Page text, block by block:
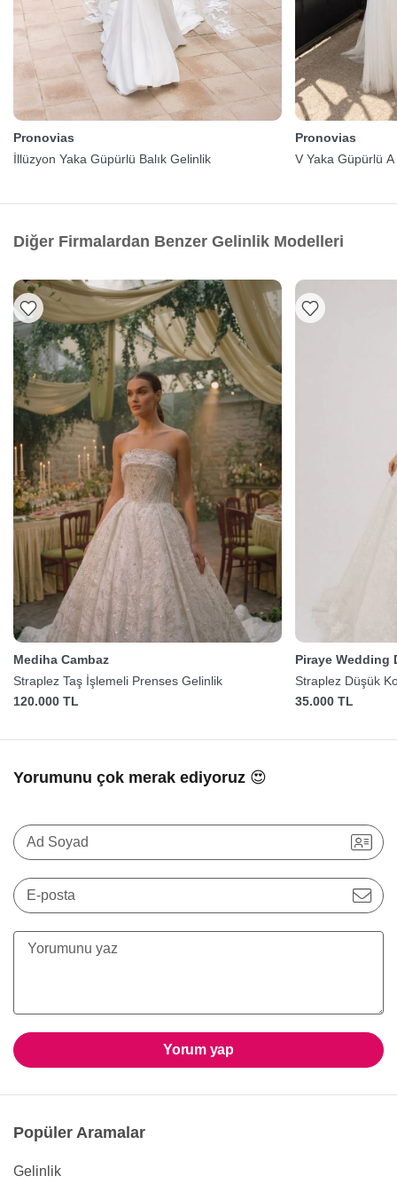
Pronovias
İllüzyon Yaka Güpürlü Balık Gelinlik
Pronovias
V Yaka Güpürlü
Diğer Firmalardan Benzer Gelinlik Modelleri
Mediha Cambaz
Straplez Taş İşlemeli Prenses Gelinlik
120.000 TL
Piraye Wedding
Straplez Düşük
35.000 TL
Yorumunu çok merak ediyoruz 😍
Ad Soyad
E-posta
Yorum yap
Popüler Aramalar
Gelinlik